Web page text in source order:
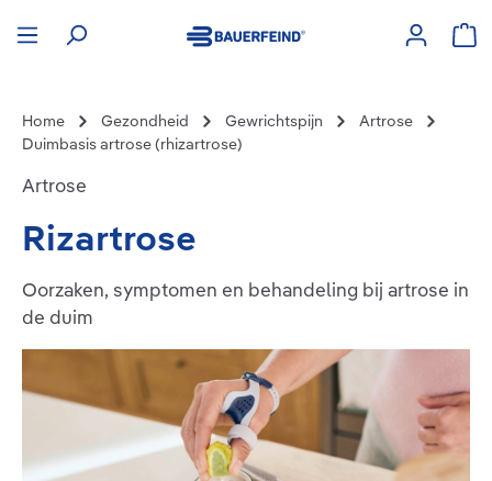
Home Gezondheid Gewrichtspijn
Artrose
Duimbasis artrose (rhizartrose)
Artrose
Rizartrose
Oorzaken, symptomen en behandeling bij artrose in
de duim